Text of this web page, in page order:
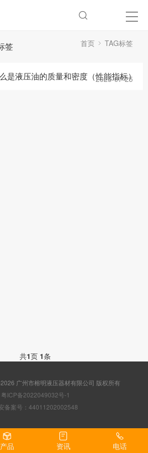
签 首页 TAG标签
是液压油的质量和密度（性能指标）
2025-07-25
共1页 1条
广州市榕明液压器材有限公司 版权所有
粤ICP备2022049032号-1
备案号：44011202002548
产品 资讯 电话